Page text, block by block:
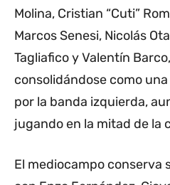
Molina, Cristian “Cuti”
Marcos Senesi, Nicolás
Tagliafico y Valentín
consolidándose como
por la banda izquierda,
jugando en la mitad de la
El mediocampo conserva